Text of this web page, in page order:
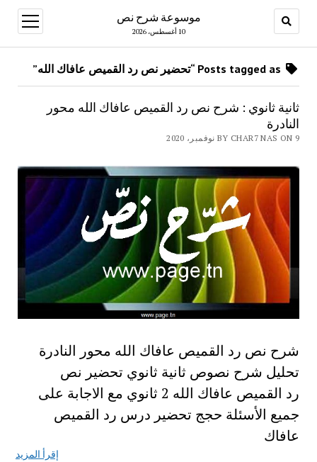
موسوعة شرح نص
10 أغسطس، 2026
open
menu
ثانية ثانوي : شرح نص رد القميص عافاك الله محور
النادرة
BY CHAR7 NAS ON 9 نوفمبر، 2020
شرح نص رد القميص عافاك الله محور النادرة
تحليل شرح نصوص ثانية ثانوي تحضير نص
رد القميص عافاك الله 2 ثانوي مع الاجابة على
جميع الأسئلة حجج تحضير درس رد القميص
عافاك
إقرأ المزيد